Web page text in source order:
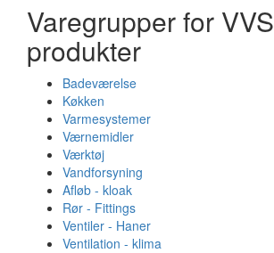
Varegrupper for VVS
produkter
Badeværelse
Køkken
Varmesystemer
Værnemidler
Værktøj
Vandforsyning
Afløb - kloak
Rør - Fittings
Ventiler - Haner
Ventilation - klima